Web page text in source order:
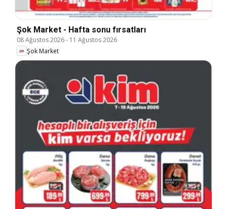
Şok Market - Hafta sonu fırsatları
08 Ağustos 2026- 11 Ağustos 2026
Şok Market